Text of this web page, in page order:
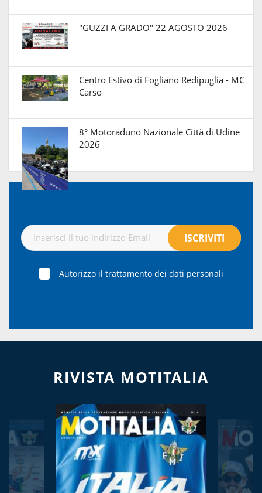
"GUZZI A GRADO" 22 AGOSTO 2026
Centro Estivo di Fogliano Redipuglia - MC
Carso
8° Motoraduno Nazionale Città di Udine
2026
Autorizzo il trattamento dei dati personali
RIVISTA MOTITALIA